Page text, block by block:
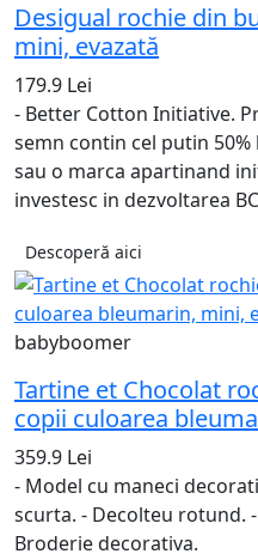
Desigual rochie din
mini, evazată
179.9 Lei
- Better Cotton Initiative.
semn contin cel putin
sau o marca apartinand
investesc in dezvoltarea
Descoperă aici
babyboomer
Tartine et Chocolat
copii culoarea
359.9 Lei
- Model cu maneci
scurta. - Decolteu rotund.
Broderie decorativa.